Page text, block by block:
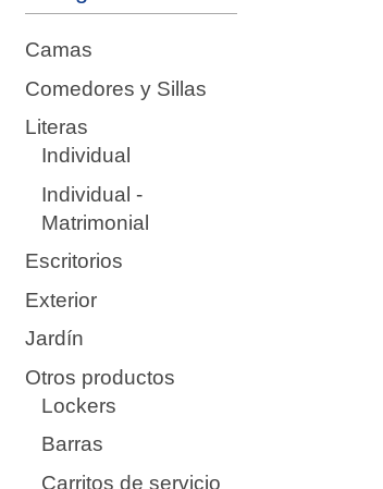
Camas
Comedores y Sillas
Literas
Individual
Individual -
Matrimonial
Escritorios
Exterior
Jardín
Otros productos
Lockers
Barras
Carritos de servicio